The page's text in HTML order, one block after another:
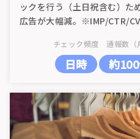
ックを行う（土日祝含む）た
広告が大幅減。※IMP/CTR/
チェック頻度
日時
通報数（
約